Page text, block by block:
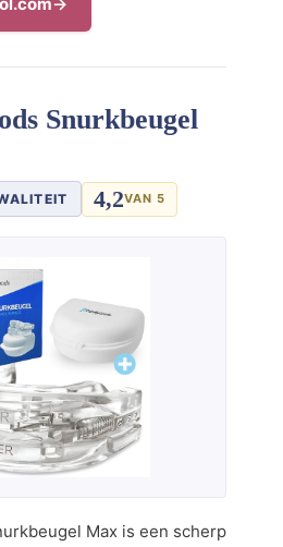
Snurkbeugel
4,2VAN 5
Max is een scherp